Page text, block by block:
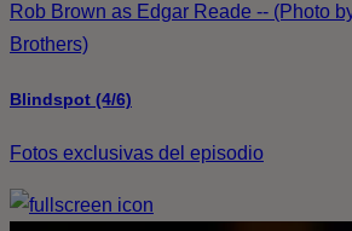
Rob Brown as Edgar Reade -- (Photo
Brothers)
Blindspot (4/6)
Fotos exclusivas del episodio